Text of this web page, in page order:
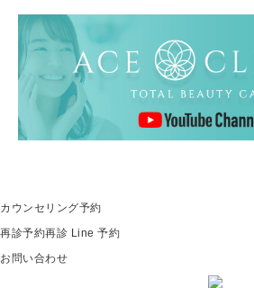
カウンセリング予約
再診予約再診 Line 予約
お問い合わせ